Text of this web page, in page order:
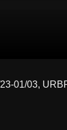
01/03,